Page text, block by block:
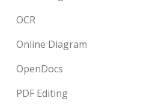
OCR
Online Diagram
OpenDocs
PDF Editing